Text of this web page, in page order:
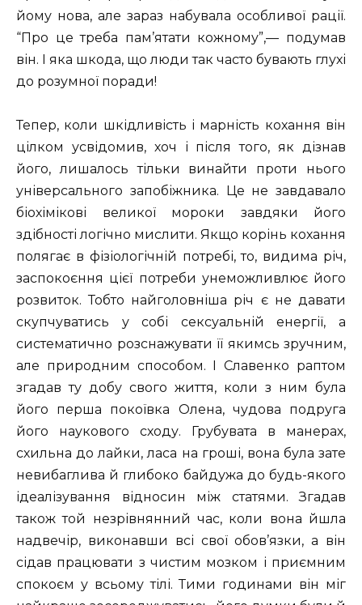
йому нова, але зараз набувала особливої рації.
“Про це треба пам’ятати кожному”,— подумав
він. І яка шкода, що люди так часто бувають глухі
до розумної поради!
Тепер, коли шкідливість і марність кохання він
цілком усвідомив, хоч і після того, як дізнав
його, лишалось тільки винайти проти нього
універсального запобіжника. Це не завдавало
біохімікові великої мороки завдяки його
здібності логічно мислити. Якщо корінь кохання
полягає в фізіологічній потребі, то, видима річ,
заспокоєння цієї потреби унеможливлює його
розвиток. Тобто найголовніша річ є не давати
скупчуватись у собі сексуальній енергії, а
систематично розснажувати її якимсь зручним,
але природним способом. І Славенко раптом
згадав ту добу свого життя, коли з ним була
його перша покоївка Олена, чудова подруга
його наукового сходу. Грубувата в манерах,
схильна до лайки, ласа на гроші, вона була зате
невибаглива й глибоко байдужа до будь-якого
ідеалізування відносин між статями. Згадав
також той незрівнянний час, коли вона йшла
надвечір, виконавши всі свої обов’язки, а він
сідав працювати з чистим мозком і приємним
спокоєм у всьому тілі. Тими годинами він міг